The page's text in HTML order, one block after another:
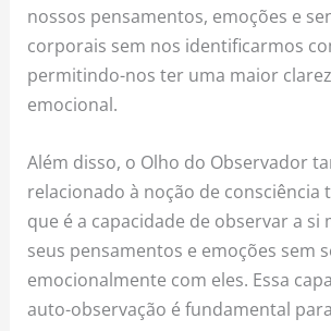
nossos pensamentos, emoções e
corporais sem nos identificarmos
permitindo-nos ter uma maior
emocional.
Além disso, o Olho do Observador
relacionado à noção de consciência
que é a capacidade de observar a si
seus pensamentos e emoções sem
emocionalmente com eles. Essa
auto-observação é fundamental